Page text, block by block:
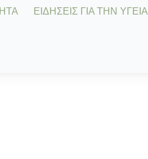
ΕΙΔΗΣΕΙΣ ΓΙΑ ΤΗΝ ΥΓΕΙΑ